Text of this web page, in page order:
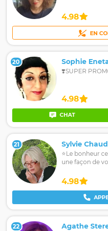
4.98
EN
20 Sophie
❣️SUPER
4.98
CHAT
21 Sylvie Chaud
⭐Le bonheur
une façon de
4.98
22 Agathe